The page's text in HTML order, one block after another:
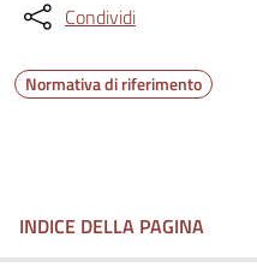
Condividi
Normativa di riferimento
INDICE DELLA PAGINA